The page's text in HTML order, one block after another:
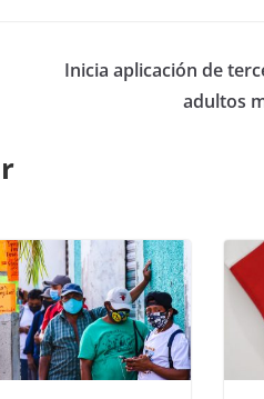
Inicia aplicación de
adultos